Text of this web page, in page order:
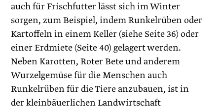
auch für Frischfutter lässt sich im Winter
sorgen, zum Beispiel, indem Runkelrüben oder
Kartoffeln in einem Keller (siehe Seite 36) oder
einer Erdmiete (Seite 40) gelagert werden.
Neben Karotten, Roter Bete und anderem
Wurzelgemüse für die Menschen auch
Runkelrüben für die Tiere anzubauen, ist in
der kleinbäuerlichen Landwirtschaft